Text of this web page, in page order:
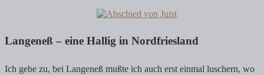
Langeneß – eine Hallig in Nordfriesland
Ich gebe zu, bei Langeneß mußte ich auch erst einmal luschern, wo